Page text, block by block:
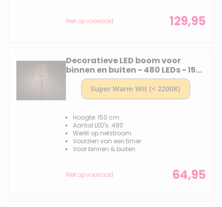
Niet op voorraad 129,95
Decoratieve LED boom voor
binnen en buiten - 480 LEDs - 150
Hoogte: 150 cm
Aantal LED's: 480
Werkt op netstroom
Voorzien van een timer
Voor binnen & buiten
Niet op voorraad 64,95